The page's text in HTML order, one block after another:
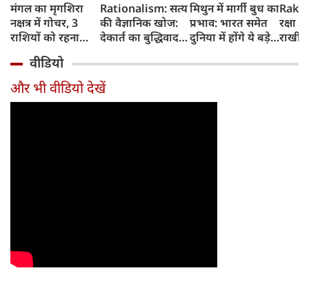
मंगल का मृगशिरा
नक्षत्र में गोचर, 3
राशियों को रहना
सावधान
Rationalism: सत्य
की वैज्ञानिक खोज:
देकार्त का बुद्धिवाद
का जन्म
मिथुन में मार्गी बुध का
प्रभाव: भारत समेत
दुनिया में होंगे ये बड़े
रक्षा
राखी
वीडियो
और भी वीडियो देखें